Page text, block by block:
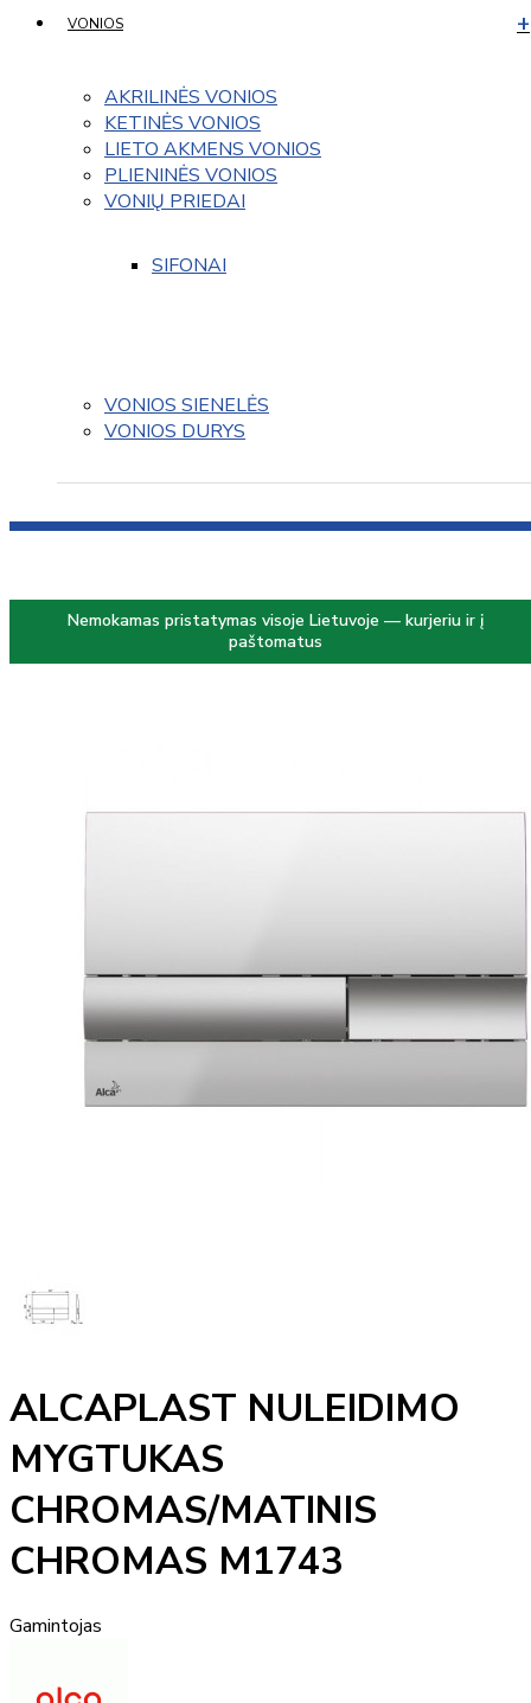
VONIOS
AKRILINĖS VONIOS
KETINĖS VONIOS
LIETO AKMENS VONIOS
PLIENINĖS VONIOS
VONIŲ PRIEDAI
SIFONAI
VONIOS SIENELĖS
VONIOS DURYS
Nemokamas pristatymas visoje Lietuvoje — kurjeriu ir į
paštomatus
ALCAPLAST NULEIDIMO
MYGTUKAS
CHROMAS/MATINIS
CHROMAS M1743
Gamintojas